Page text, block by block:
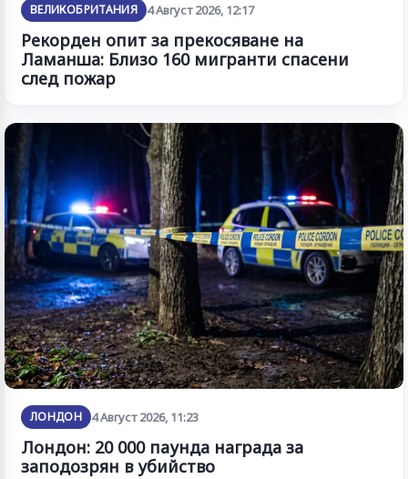
ВЕЛИКОБРИТАНИЯ 4 Август 2026, 12:17
Рекорден опит за прекосяване на
Ламанша: Близо 160 мигранти спасени
след пожар
ЛОНДОН 4 Август 2026, 11:23
Лондон: 20 000 паунда награда за
заподозрян в убийство